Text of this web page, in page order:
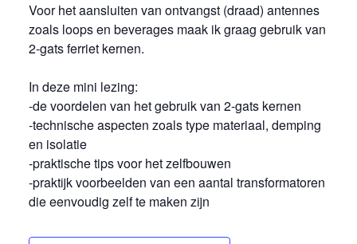
Voor het aansluiten van ontvangst (draad) antennes
zoals loops en beverages maak ik graag gebruik van
2-gats ferriet kernen.
In deze mini lezing:
-de voordelen van het gebruik van 2-gats kernen
-technische aspecten zoals type materiaal, demping
en isolatie
-praktische tips voor het zelfbouwen
-praktijk voorbeelden van een aantal transformatoren
die eenvoudig zelf te maken zijn